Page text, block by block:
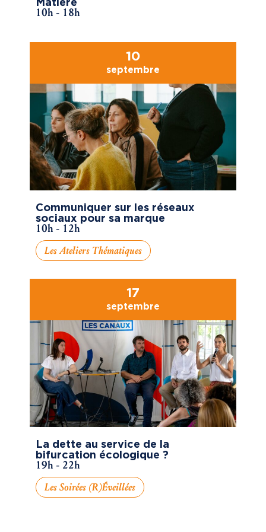
10h - 18h
10
septembre
Communiquer sur les réseaux
sociaux pour sa marque
10h - 12h
Les Ateliers Thématiques
17
septembre
La dette au service de la
bifurcation écologique ?
19h - 22h
Les Soirées (R)éveillées